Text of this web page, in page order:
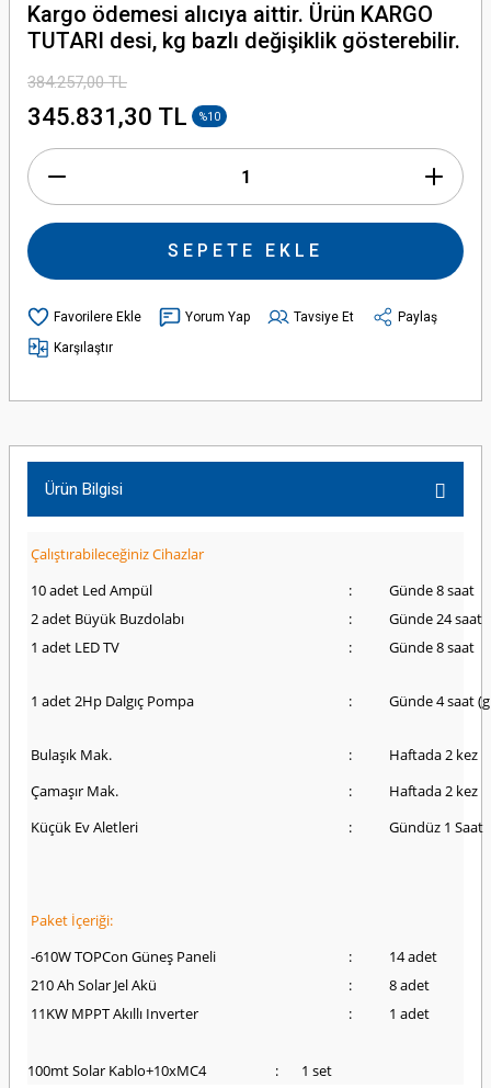
Kargo ödemesi alıcıya aittir. Ürün KARGO
TUTARI desi, kg bazlı değişiklik gösterebilir.
384.257,00 TL
345.831,30 TL %10
SEPETE EKLE
Yorum Yap Tavsiye Et
Paylaş
Karşılaştır
Ürün Bilgisi
Çalıştırabileceğiniz Cihazlar
10 adet Led Ampül
:
Günde 8 saat
2 adet Büyük Buzdolabı
:
Günde 24 saat
1 adet LED TV
: Günde 8 saat
1 adet 2Hp Dalgıç Pompa : Günde 4 saat
Bulaşık Mak. :
Haftada 2 kez
Çamaşır Mak.
:
Haftada 2 kez
Küçük Ev Aletleri
: Gündüz 1 Saat
Paket İçeriği:
-610W TOPCon Güneş Paneli
:
14 adet
210 Ah Solar Jel Akü
:
8 adet
11KW MPPT Akıllı Inverter
: 1 adet
100mt Solar Kablo+10xMC4 : 1 set